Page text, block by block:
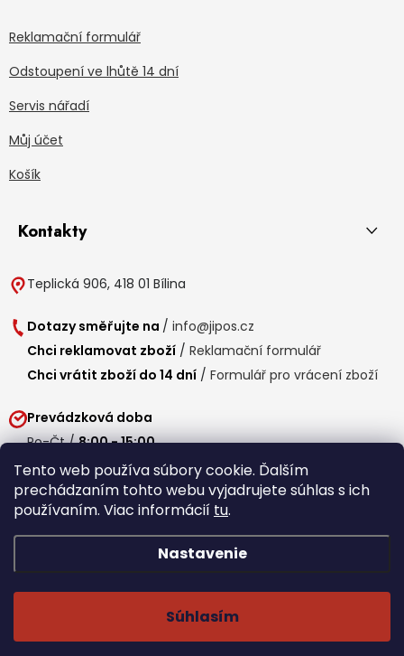
Tento web používa súbory cookie. Ďalším
prechádzaním tohto webu vyjadrujete súhlas s ich
používaním. Viac informácií tu.
Nastavenie
Súhlasím
Reklamační formulář
Odstoupení ve lhůtě 14 dní
Servis nářadí
Můj účet
Košík
Kontakty
Teplická 906, 418 01 Bílina
Dotazy směřujte na / info@jipos.cz
Chci reklamovat zboží / Reklamační formulář
Chci vrátit zboží do 14 dní / Formulář pro vrácení zboží
Prevádzková doba
Po-Čt /8:00 - 15:00
Pá / 7:30 - 14:30
Obedňajšia prestávka /11:00 - 11:30
Běží na Shoptet Premium/Webdesign mi-ma.cz
Copyright 2026
cookies